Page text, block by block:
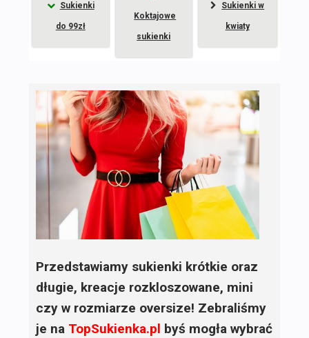
Sukienki
do 99zł
Koktajowe
sukienki
Sukienki w
kwiaty
Przedstawiamy sukienki krótkie oraz
długie, kreacje rozkloszowane, mini
czy w rozmiarze oversize! Zebraliśmy
je na TopSukienka.pl byś mogła wybrać